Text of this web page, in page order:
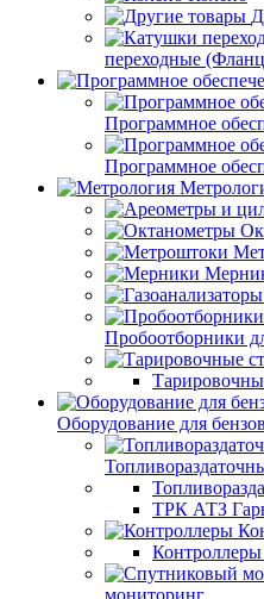
переходные
Программное
Программное
Пробоотборники
Оборудование для
ТРК АТЗ
мониторинг